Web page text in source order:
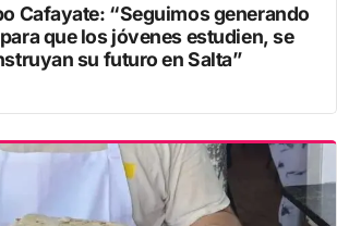
Cafayate: “Seguimos generando
que los jóvenes estudien, se
su futuro en Salta”